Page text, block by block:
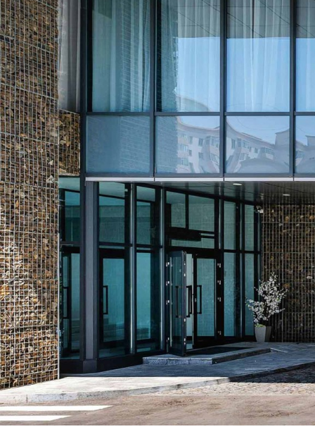
ҮЙЛЧИЛГЭЭ
ЗУРГИЙН ЦОМОГ
ХОЛБОО БАРИХ
БРОШУР